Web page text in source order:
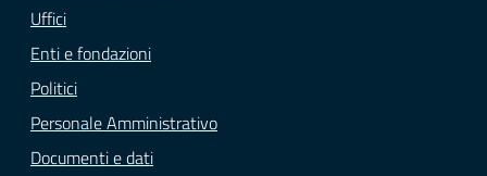
Uffici
Enti e fondazioni
Politici
Personale Amministrativo
Documenti e dati